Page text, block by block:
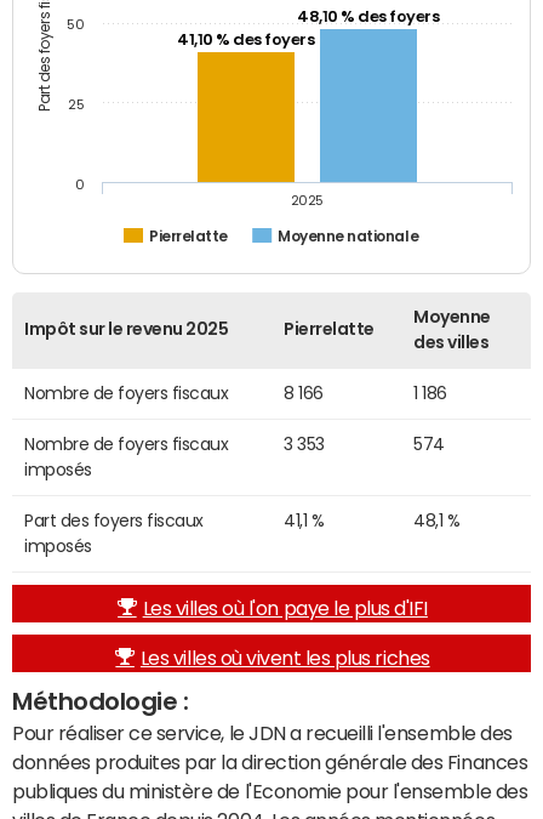
41,10 % des foyers
48,10 % des foyers
Pierrelatte Moyenne nationale
2025
0
25
50
Impôt sur le revenu 2025 Pierrelatte
Moyenne
des villes
Nombre de foyers fiscaux 8 166 1 186
Nombre de foyers fiscaux
imposés
3 353 574
Part des foyers fiscaux
imposés
41,1 % 48,1 %
Les villes où l'on paye le plus d'IFI
Les villes où vivent les plus riches
Méthodologie :
Pour réaliser ce service, le JDN a recueilli l'ensemble des
données produites par la direction générale des Finances
publiques du ministère de l'Economie pour l'ensemble des